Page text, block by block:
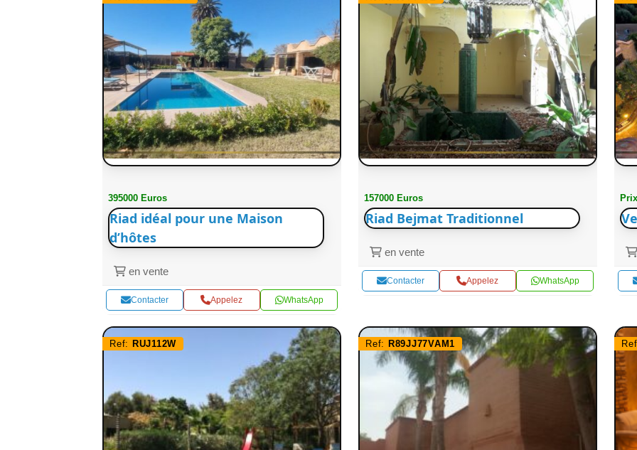
395000 Euros
Riad idéal pour une Maison
d’hôtes
en vente
Contacter Appelez WhatsApp
157000 Euros
Riad Bejmat Traditionnel
en vente
Contacter Appelez WhatsApp
Ref: RUJ112W Ref: R89JJ77VAM1